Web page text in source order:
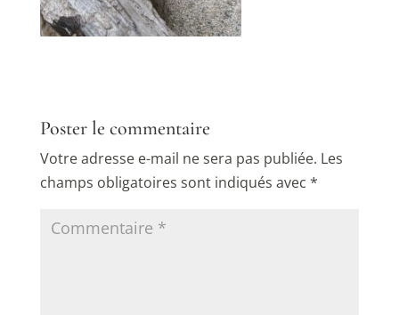
Poster le commentaire
Votre adresse e-mail ne sera pas publiée. Les
champs obligatoires sont indiqués avec *